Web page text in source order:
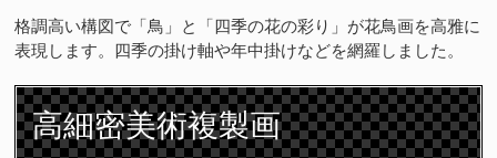
格調高い構図で「鳥」と「四季の花の彩り」が花鳥画を高雅に
表現します。四季の掛け軸や年中掛けなどを網羅しました。
高細密美術複製画